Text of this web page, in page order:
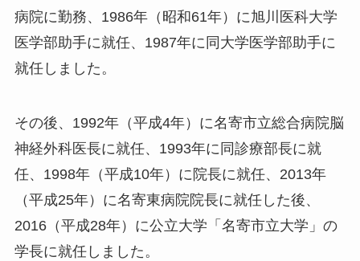
病院に勤務、1986年（昭和61年）に旭川医科大学
医学部助手に就任、1987年に同大学医学部助手に
就任しました。
その後、1992年（平成4年）に名寄市立総合病院脳
神経外科医長に就任、1993年に同診療部長に就
任、1998年（平成10年）に院長に就任、2013年
（平成25年）に名寄東病院院長に就任した後、
2016（平成28年）に公立大学「名寄市立大学」の
学長に就任しました。